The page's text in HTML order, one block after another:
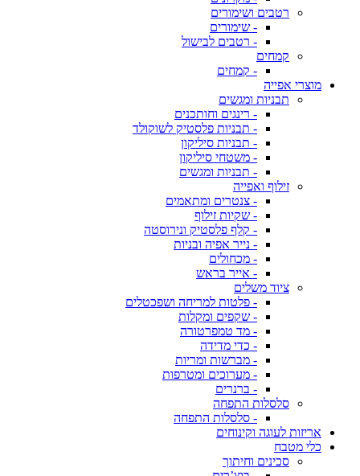
רטבים ושימורים
- שימורים
- רטבים לבישול
קמחים
- קמחים
מוצרי אפייה
תבניות ומגשים
- רינגים וחותכנים
- תבניות פלסטיק לשוקולד
- תבניות סיליקון
- משטחי סיליקון
- תבניות ומגשים
זילוף ואפייה
- צנטרים ומתאמים
- שקיות זילוף
- קלף פלסטיק ונירוסטה
- נייר אפיה ובניות
- מכחולים
- אייר בראש
ציוד משלים
- פלטות למריחה ושפכטלים
- שקפים ומקלות
- מד טמפרטורה
- כדי מדידה
- מברשות ומריות
- מערוכים ומטרפות
- ברנרים
סלסלות התפחה
- סלסלות התפחה
אריזות לעוגה וקינוחים
כלי מטבח
סכינים וחיתוך